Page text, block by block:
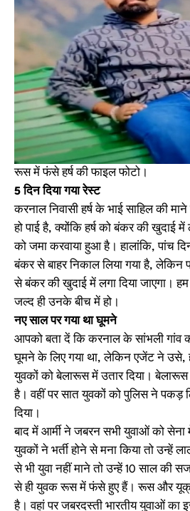
रूस में फंसे हर्ष की फाइल फोटो।
5 दिन दिया गयारेस्ट
करनाल निवासी हर्ष के भाई साहिल की
हो पाई है, क्योंकि हर्ष को बंकर की खुदाई
को जमा करवाया हुआ है। हालांकि, पांच
बंकर से बाहर निकाल लिया गया है, लेकिन
से बंकर की खुदाई में लगा दिया जाएगा। हम
जल्द ही उनके बीच में हो।
नए साल पर गया थाघूमने
आपको बता दें कि करनाल के सांभली गांव
घूमने के लिए गया था, लेकिन एजेंट ने उसे,
युवकों को बेलारूस में उतार दिया।
है। वहीं पर सात युवकों को पुलिस ने पकड़
दिया।
बाद में आर्मी ने जबरन सभी युवाओं को सेना
युवकों ने भर्ती होने से मना किया तो उन्हें
से भी युवा नहीं माने तो उन्हें 10 साल की
से ही युवक रूस में फंसे हुए हैं। रूस और
है। वहां पर जबरदस्ती भारतीय युवाओं का